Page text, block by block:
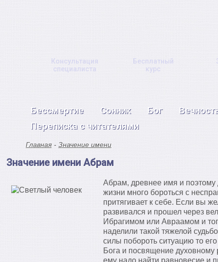
Консультация
специалиста
Бесплатный
курс
Бессмертие Сонник Бог
Переписка с читателями
Главная Значение имени
Значение имени Абрам
Абрам, древнее имя и поэтому
жизни много бороться с
притягивает к себе. Если вы
развивался и прошел через
Ибрагимом или Авраамом и
наделили такой тяжелой
силы побороть ситуацию то
Бога и посвящение духовному
ему надо найти равновесие и